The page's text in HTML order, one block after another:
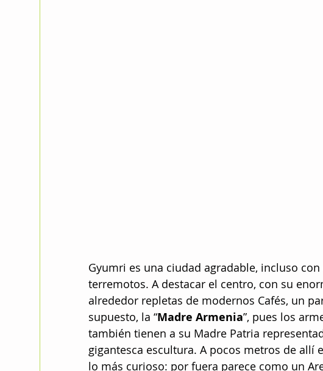
Gyumri es una ciudad agradable, incluso
terremotos. A destacar el centro, con su
alrededor repletas de modernos Cafés, un
supuesto, la “Madre Armenia”, pues los
también tienen a su Madre Patria
gigantesca escultura. A pocos metros de allí
lo más curioso: por fuera parece como un